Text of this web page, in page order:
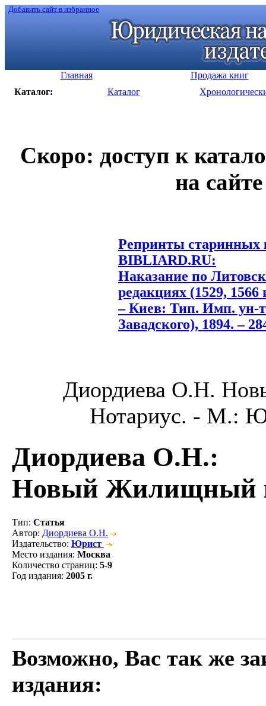
Добавить сайт в избранное
Главная
Продажа книг
Каталог:
Каталог
Скоро: доступ к
на
Репринты старинных
BIBLIARD.RU:
Наказание по
редакциях (1529,
– Киев: Тип. Имп. ун-
Завадского), 1894. –
Диордиева О.Н.
Нотариус. - М.:
Диордиева О.Н.:
Новый Жилищный
Тип: Статья
Автор: Диордиева О.Н.
Издательство: Юрист
Место издания: Москва
Количество страниц: 5-9
Год издания: 2005 г.
Возможно, Вас так же
издания: